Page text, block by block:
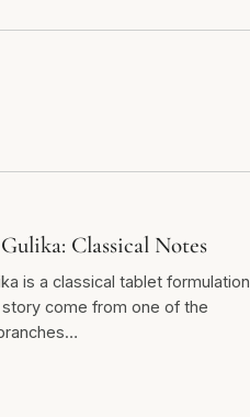
Classical Notes
is a classical tablet formulation
come from one of the